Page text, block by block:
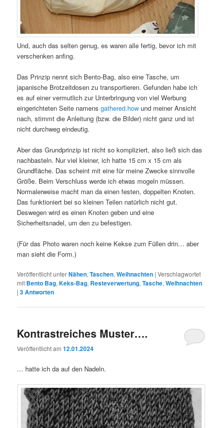
Und, auch das selten genug, es waren alle fertig, bevor ich mit
verschenken anfing.
Das Prinzip nennt sich Bento-Bag, also eine Tasche, um
japanische Brotzeitdosen zu transportieren. Gefunden habe ich
es auf einer vermutlich zur Unterbringung von viel Werbung
eingerichteten Seite namensgathered.how und meiner Ansicht
nach, stimmt die Anleitung (bzw. die Bilder) nicht ganz und ist
nicht durchweg eindeutig.
Aber das Grundprinzip ist nicht so kompliziert, also ließ sich das
nachbasteln. Nur viel kleiner, ich hatte 15 cm x 15 cm als
Grundfläche. Das scheint mit eine für meine Zwecke sinnvolle
Größe. Beim Verschluss werde ich etwas mogeln müssen.
Normalerweise macht man da einen festen, doppelten Knoten.
Das funktioniert bei so kleinen Teilen natürlich nicht gut.
Deswegen wird es einen Knoten geben und eine
Sicherheitsnadel, um den zu befestigen.
(Für das Photo waren noch keine Kekse zum Füllen drin… aber
man sieht die Form.)
Veröffentlicht unterNähen,Taschen,Weihnachten |Verschlagwortet
mit Bento Bag,Keks-Bag, Resteverwertung,Tasche,Weihnachten
|3Antworten
Kontrastreiches Muster….
Veröffentlicht am12.01.2024
… hatte ich da auf den Nadeln.